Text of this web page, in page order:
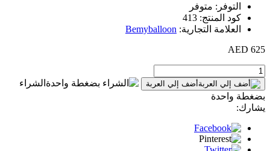
التوفر: متوفر
كود المنتج: 413
العلامة التجارية: Bemyballoon
625 AED
أضف إلي العربة
الشراء
بضغطة واحدة
يشارك: